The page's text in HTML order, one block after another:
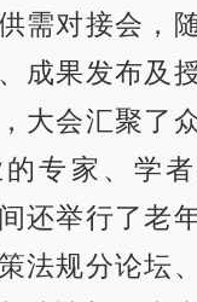
需对接会，
成果发布及
大会汇聚了
专家、学
还举行了老
法规分论坛